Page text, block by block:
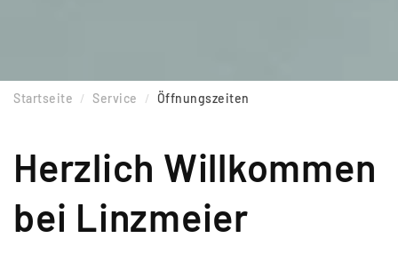
Startseite Service Öffnungszeiten
Herzlich Willkommen
bei Linzmeier